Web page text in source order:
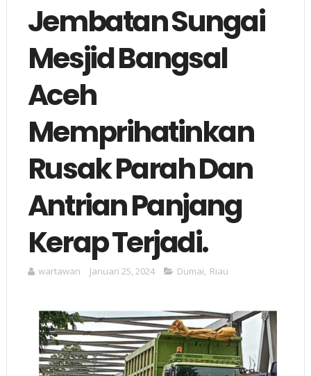
Jembatan Sungai
Mesjid Bangsal
Aceh
Memprihatinkan
Rusak Parah Dan
Antrian Panjang
Kerap Terjadi.
wartawan Januari 25, 2024 Dumai Riau